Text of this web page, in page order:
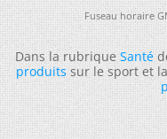
Fuseau horaire
Dans la rubriqueSanté
produitssur le sport et